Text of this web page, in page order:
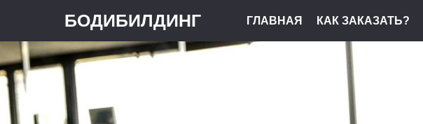
БОДИБИЛДИНГ ГЛАВНАЯ КАК ЗАКАЗАТЬ?